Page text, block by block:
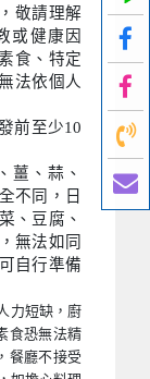
敬請理解
或健康因
食、特定
法依個人
前至少10
薑、蒜、
不同，日
、豆腐、
無法如同
自行準備
力短缺，廚
食恐無法精
餐廳不接受